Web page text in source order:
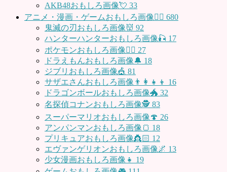
AKB48おもしろ画像💘 33
アニメ・漫画・ゲームおもしろ画像🧚‍♀️ 680
鬼滅の刃おもしろ画像👹 92
ハンターハンターおもしろ画像🎣 17
ポケモンおもしろ画像🤹‍♂️ 27
ドラえもんおもしろ画像🔔 18
ジブリおもしろ画像🎪 81
サザエさんおもしろ画像👨‍👩‍👧‍👦 16
ドラゴンボールおもしろ画像🐲 32
名探偵コナンおもしろ画像🕵️ 83
スーパーマリオおもしろ画像🍄 26
アンパンマンおもしろ画像🍞 18
プリキュアおもしろ画像👸🏻 12
エヴァンゲリオンおもしろ画像🌌 13
少女漫画おもしろ画像👧 19